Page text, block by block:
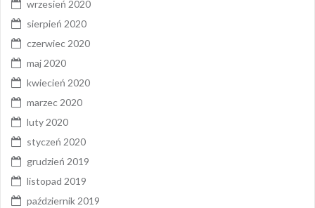
wrzesień 2020
sierpień 2020
czerwiec 2020
maj 2020
kwiecień 2020
marzec 2020
luty 2020
styczeń 2020
grudzień 2019
listopad 2019
październik 2019